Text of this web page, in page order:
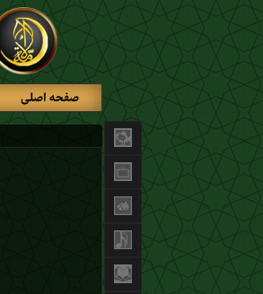
صفحه اصلی